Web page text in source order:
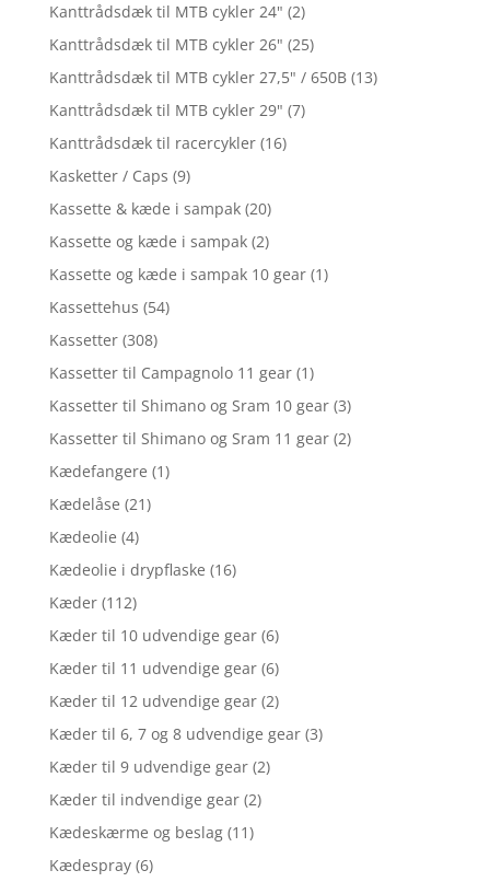
Kanttrådsdæk til MTB cykler 24" (2)
Kanttrådsdæk til MTB cykler 26" (25)
Kanttrådsdæk til MTB cykler 27,5" / 650B (13)
Kanttrådsdæk til MTB cykler 29" (7)
Kanttrådsdæk til racercykler (16)
Kasketter / Caps (9)
Kassette & kæde i sampak (20)
Kassette og kæde i sampak (2)
Kassette og kæde i sampak 10 gear (1)
Kassettehus (54)
Kassetter (308)
Kassetter til Campagnolo 11 gear (1)
Kassetter til Shimano og Sram 10 gear (3)
Kassetter til Shimano og Sram 11 gear (2)
Kædefangere (1)
Kædelåse (21)
Kædeolie (4)
Kædeolie i drypflaske (16)
Kæder (112)
Kæder til 10 udvendige gear (6)
Kæder til 11 udvendige gear (6)
Kæder til 12 udvendige gear (2)
Kæder til 6, 7 og 8 udvendige gear (3)
Kæder til 9 udvendige gear (2)
Kæder til indvendige gear (2)
Kædeskærme og beslag (11)
Kædespray (6)